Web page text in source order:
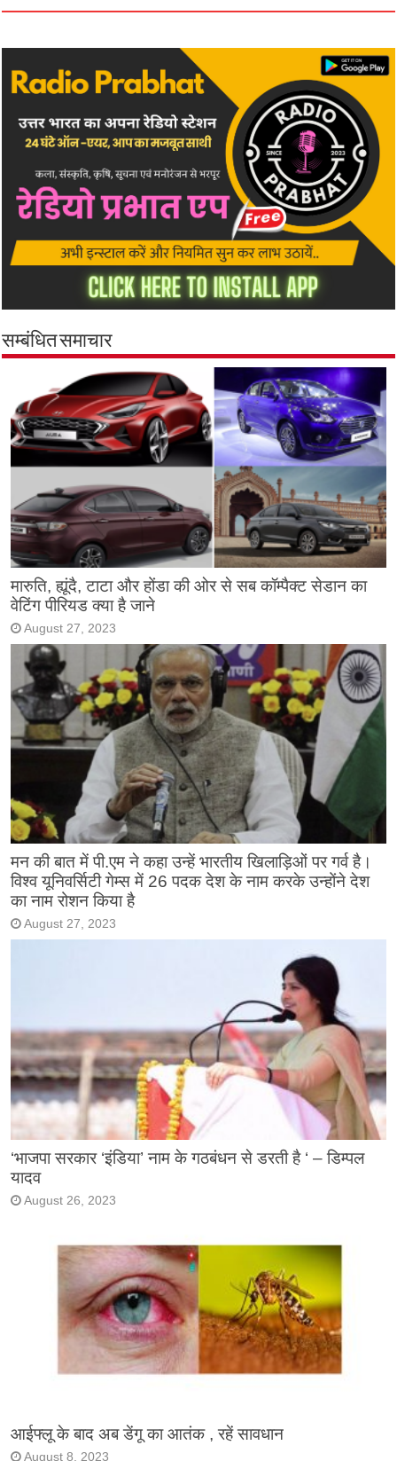
सम्बंधित समाचार
मारुति, ह्यूंदै, टाटा और होंडा की ओर से सब कॉम्पैक्ट सेडान का
वेटिंग पीरियड क्या है जाने
August 27, 2023
मन की बात में पी.एम ने कहा उन्हें भारतीय खिलाड़िओं पर गर्व है।
विश्व यूनिवर्सिटी गेम्स में 26 पदक देश के नाम करके उन्होंने देश
का नाम रोशन किया है
August 27, 2023
‘भाजपा सरकार ‘इंडिया’ नाम के गठबंधन से डरती है ‘ – डिम्पल
यादव
August 26, 2023
आईफ्लू के बाद अब डेंगू का आतंक , रहें सावधान
August 8, 2023